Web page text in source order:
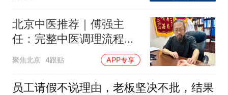
新未来！
北京中医推荐｜傅强主
任：完整中医调理流程，
不靠偏方，步步调稳体质
聚焦北京 4跟贴 APP专享
员工请假不说理由，老板坚决不批，结果